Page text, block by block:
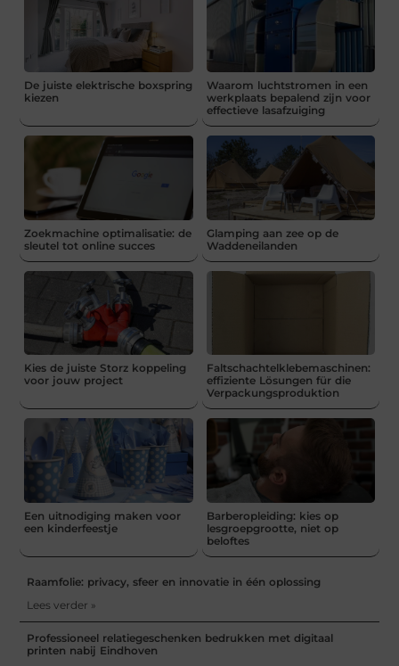
De juiste elektrische boxspring
kiezen
Waarom luchtstromen in een
werkplaats bepalend zijn voor
effectieve lasafzuiging
Zoekmachine optimalisatie: de
sleutel tot online succes
Glamping aan zee op de
Waddeneilanden
Kies de juiste Storz koppeling
voor jouw project
Faltschachtelklebemaschinen:
effiziente Lösungen für die
Verpackungsproduktion
Een uitnodiging maken voor
een kinderfeestje
Barberopleiding: kies op
lesgroepgrootte, niet op
beloftes
Raamfolie: privacy, sfeer en innovatie in één oplossing
Lees verder »
Professioneel relatiegeschenken bedrukken met digitaal
printen nabij Eindhoven